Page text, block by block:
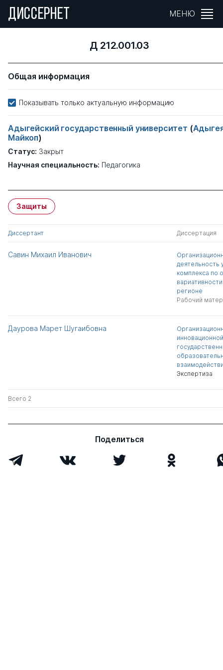
ДИССЕРНЕТ МЕНЮ
Д 212.001.03
Общая информация
Показывать только актуальную информацию
Адыгейский государственный университет (
Майкоп)
Статус: Закрыт
Научная специальность: Педагогика
Защиты
Диссертант Диссертация
Савин Михаил Иванович
деятельность
комплекса по
регионе
Рабочий
Даурова Марет Шугаибовна
Экспертиза
Всего 2
Поделиться